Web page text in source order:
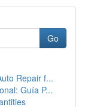
Go
Repair f...
Guía P...